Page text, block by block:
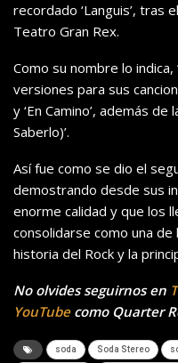
recordado ‘Languis’, tras
Teatro Gran Rex.
Como su nombre lo indica,
versiones para sus
y ‘En Camino’, además
Saberlo)’.
Así fue como se dio el
demostrando desde sus
enorme calidad y que los
consolidarse como una
historia del Rock y la
No olvides seguirnos en
YouTubecomo Quarter
soda Soda Stereo